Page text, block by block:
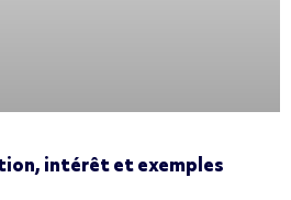
intérêt et exemples